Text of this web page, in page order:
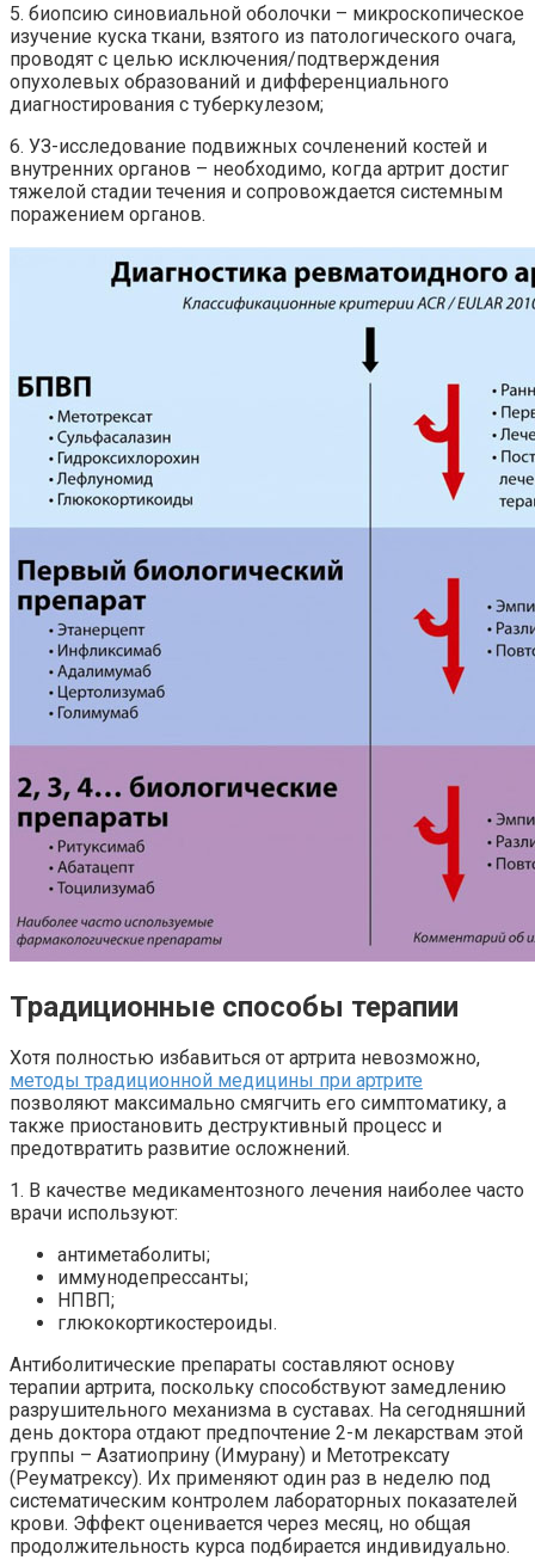
5. биопсию синовиальной оболочки – микроскопическое
изучение куска ткани, взятого из патологического очага,
проводят с целью исключения/подтверждения
опухолевых образований и дифференциального
диагностирования с туберкулезом;
6. УЗ-исследование подвижных сочленений костей и
внутренних органов – необходимо, когда артрит достиг
тяжелой стадии течения и сопровождается системным
поражением органов.
Традиционные способы терапии
Хотя полностью избавиться от артрита невозможно,
методы традиционной медицины при артрите
позволяют максимально смягчить его симптоматику, а
также приостановить деструктивный процесс и
предотвратить развитие осложнений.
1. В качестве медикаментозного лечения наиболее часто
врачи используют:
антиметаболиты;
иммунодепрессанты;
НПВП;
глюкокортикостероиды.
Антиболитические препараты составляют основу
терапии артрита, поскольку способствуют замедлению
разрушительного механизма в суставах. На сегодняшний
день доктора отдают предпочтение 2-м лекарствам этой
группы – Азатиоприну (Имурану) и Метотрексату
(Реуматрексу). Их применяют один раз в неделю под
систематическим контролем лабораторных показателей
крови. Эффект оценивается через месяц, но общая
продолжительность курса подбирается индивидуально.